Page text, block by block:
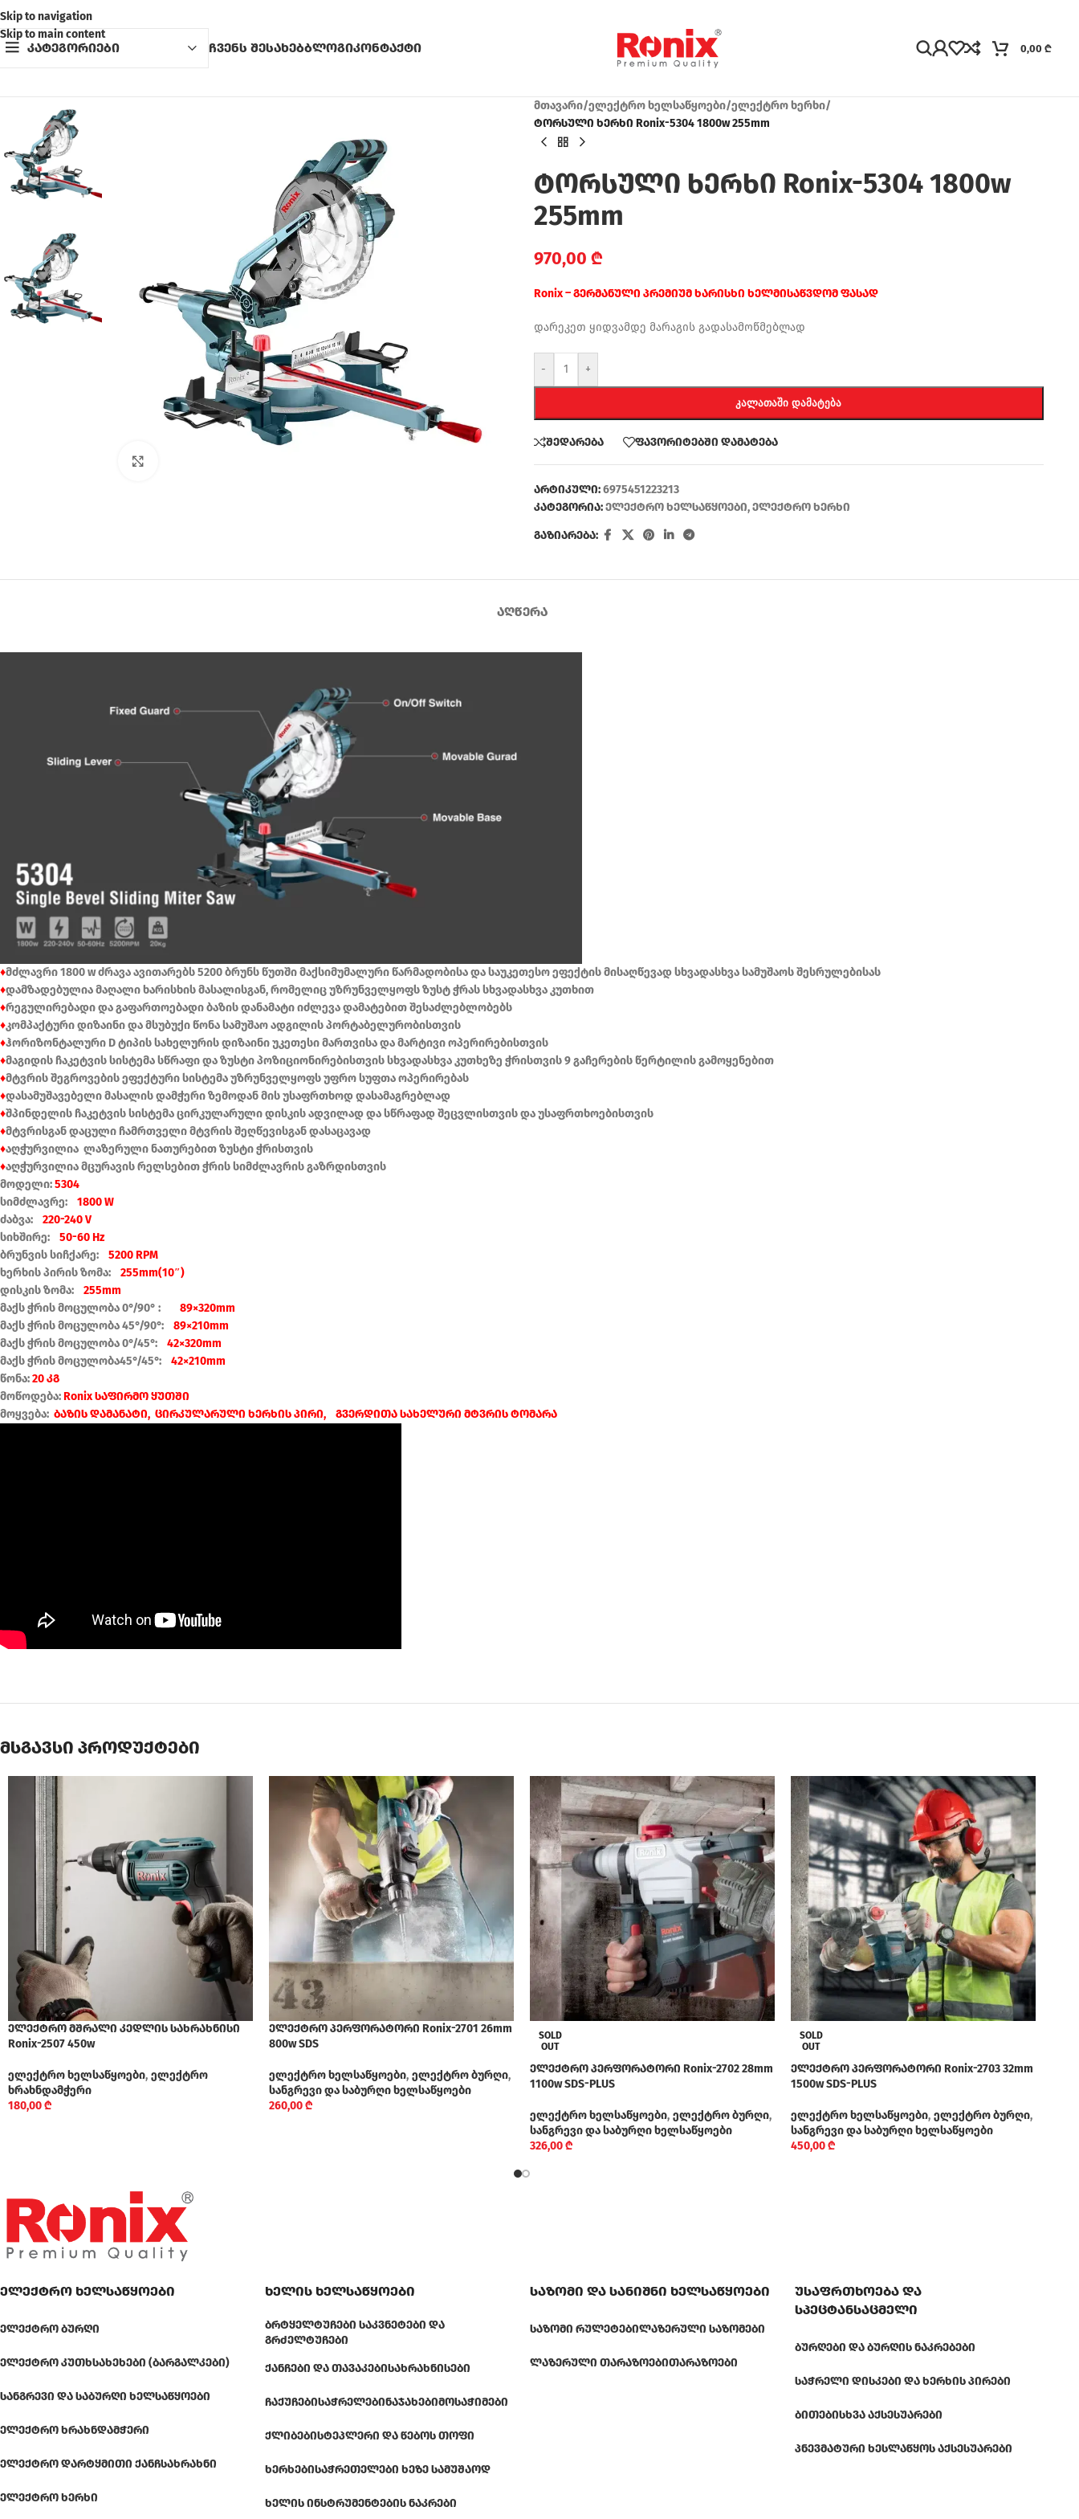
Skip to navigation
Skip to main content
კატეგორიები ჩვენს შესახებბლოგიკონტაქტი 0,00 ₾
მთავარი/ელექტრო ხელსაწყოები/ელექტრო ხერხი/
ტორსული ხერხი Ronix-5304 1800w 255mm
ტორსული ხერხი Ronix-5304 1800w
255mm
970,00 ₾
Ronix – გერმანული პრემიუმ ხარისხი ხელმისაწვდომ ფასად
დარეკეთ ყიდვამდე მარაგის გადასამოწმებლად
- +
ᲙᲐᲚᲐᲗᲐᲨᲘ ᲓᲐᲛᲐᲢᲔᲑᲐ
შედარება ფავორიტებში დამატება
არტიკული:6975451223213
კატეგორია:ელექტრო ხელსაწყოები,ელექტრო ხერხი
გაზიარება:
ᲐᲦᲬᲔᲠᲐ
♦მძლავრი 1800 w ძრავა ავითარებს 5200 ბრუნს წუთში მაქსიმუმალური წარმადობისა და საუკეთესო ეფექტის მისაღწევად სხვადასხვა სამუშაოს შესრულებისას
♦დამზადებულია მაღალი ხარისხის მასალისგან, რომელიც უზრუნველყოფს ზუსტ ჭრას სხვადასხვა კუთხით
♦რეგულირებადი და გაფართოებადი ბაზის დანამატი იძლევა დამატებით შესაძლებლობებს
♦კომპაქტური დიზაინი და მსუბუქი წონა სამუშაო ადგილის პორტაბელურობისთვის
♦ჰორიზონტალური D ტიპის სახელურის დიზაინი უკეთესი მართვისა და მარტივი ოპერირებისთვის
♦მაგიდის ჩაკეტვის სისტემა სწრაფი და ზუსტი პოზიციონირებისთვის სხვადასხვა კუთხეზე ჭრისთვის 9 გაჩერების წერტილის გამოყენებით
♦მტვრის შეგროვების ეფექტური სისტემა უზრუნველყოფს უფრო სუფთა ოპერირებას
♦დასამუშავებელი მასალის დამჭერი ზემოდან მის უსაფრთხოდ დასამაგრებლად
♦შპინდელის ჩაკეტვის სისტემა ცირკულარული დისკის ადვილად და სწრაფად შეცვლისთვის და უსაფრთხოებისთვის
♦მტვრისგან დაცული ჩამრთველი მტვრის შეღწევისგან დასაცავად
♦აღჭურვილია ლაზერული ნათურებით ზუსტი ჭრისთვის
♦აღჭურვილია მცურავის რელსებით ჭრის სიმძლავრის გაზრდისთვის
მოდელი:5304
სიმძლავრე:
1800 W
ძაბვა: 220-240 V
სიხშირე:
50-60 Hz
ბრუნვის სიჩქარე: 5200 RPM
ხერხის პირის ზომა: 255mm(10″)
დისკის ზომა: 255mm
მაქს ჭრის მოცულობა 0°/90° :
89×320mm
მაქს ჭრის მოცულობა 45°/90°: 89×210mm
მაქს ჭრის მოცულობა 0°/45°: 42×320mm
მაქს ჭრის მოცულობა45°/45°: 42×210mm
წონა:20 კგ
მოწოდება:Ronix საფირმო ყუთში
მოყვება: ბაზის დამანატი, ცირკულარული ხერხის პირი, გვერდითა სახელური მტვრის ტომარა
მსგავსი პროდუქტები
ელექტრო მშრალი კედლის სახრახნისი
Ronix-2507 450w
ელექტრო ხელსაწყოები, ელექტრო
ხრახნდამჭერი
180,00₾
ელექტრო პერფორატორი Ronix-2701 26mm
800w SDS
ელექტრო ხელსაწყოები, ელექტრო ბურღი,
სანგრევი და საბურღი ხელსაწყოები
260,00₾
SOLD
OUT
ელექტრო პერფორატორი Ronix-2702 28mm
1100w SDS-PLUS
ელექტრო ხელსაწყოები, ელექტრო ბურღი,
სანგრევი და საბურღი ხელსაწყოები
326,00₾
SOLD
OUT
ელექტრო პერფორატორი Ronix-2703 32mm
1500w SDS-PLUS
ელექტრო ხელსაწყოები, ელექტრო ბურღი,
სანგრევი და საბურღი ხელსაწყოები
450,00₾
ელექტრო ხელსაწყოები
ᲔᲚᲔᲥᲢᲠᲝ ᲑᲣᲠᲦᲘ
ᲔᲚᲔᲥᲢᲠᲝ ᲙᲣᲗᲮᲡᲐᲮᲔᲮᲔᲑᲘ (ᲑᲐᲠᲒᲐᲚᲙᲔᲑᲘ)
ᲡᲐᲜᲒᲠᲔᲕᲘ ᲓᲐ ᲡᲐᲑᲣᲠᲦᲘ ᲮᲔᲚᲡᲐᲬᲧᲝᲔᲑᲘ
ᲔᲚᲔᲥᲢᲠᲝ ᲮᲠᲐᲮᲜᲓᲐᲛᲭᲔᲠᲘ
ᲔᲚᲔᲥᲢᲠᲝ ᲓᲐᲠᲢᲧᲛᲘᲗᲘ ᲥᲐᲜᲩᲡᲐᲮᲠᲐᲮᲜᲘ
ᲔᲚᲔᲥᲢᲠᲝ ᲮᲔᲠᲮᲘ
ხელის ხელსაწყოები
ᲑᲠᲢᲧᲔᲚᲢᲣᲩᲔᲑᲘ ᲡᲐᲙᲕᲜᲔᲢᲔᲑᲘ ᲓᲐ
ᲒᲠᲫᲔᲚᲢᲣᲩᲔᲑᲘ
ᲥᲐᲜᲩᲔᲑᲘ ᲓᲐ ᲗᲐᲕᲐᲙᲔᲑᲘᲡᲐᲮᲠᲐᲮᲜᲘᲡᲔᲑᲘ
ᲩᲐᲥᲣᲩᲔᲑᲘᲡᲐᲭᲠᲔᲚᲔᲑᲘᲜᲐᲯᲐᲮᲔᲑᲘᲛᲝᲡᲐᲭᲘᲛᲔᲑᲘ
ᲥᲚᲘᲑᲔᲑᲘᲡᲢᲔᲞᲚᲔᲠᲘ ᲓᲐ ᲬᲔᲑᲝᲡ ᲗᲝᲤᲘ
ᲮᲔᲠᲮᲔᲑᲘᲡᲐᲭᲠᲔᲗᲔᲚᲔᲑᲘ ᲮᲔᲖᲔ ᲡᲐᲛᲣᲨᲐᲝᲓ
ᲮᲔᲚᲘᲡ ᲘᲜᲡᲢᲠᲣᲛᲔᲜᲢᲔᲑᲘᲡ ᲜᲐᲙᲠᲔᲑᲘ
საზომი და სანიშნი ხელსაწყოები
ᲡᲐᲖᲝᲛᲘ ᲠᲣᲚᲔᲢᲔᲑᲘᲚᲐᲖᲔᲠᲣᲚᲘ ᲡᲐᲖᲝᲛᲔᲑᲘ
ᲚᲐᲖᲔᲠᲣᲚᲘ ᲗᲐᲠᲐᲖᲝᲔᲑᲘᲗᲐᲠᲐᲖᲝᲔᲑᲘ
უსაფრთხოება და
სპეცტანსაცმელი
ᲑᲣᲠᲦᲔᲑᲘ ᲓᲐ ᲑᲣᲠᲦᲘᲡ ᲜᲐᲙᲠᲔᲑᲔᲑᲘ
ᲡᲐᲭᲠᲔᲚᲘ ᲓᲘᲡᲙᲔᲑᲘ ᲓᲐ ᲮᲔᲠᲮᲘᲡ ᲞᲘᲠᲔᲑᲘ
ᲑᲘᲗᲔᲑᲘᲡᲮᲕᲐ ᲐᲥᲡᲔᲡᲣᲐᲠᲔᲑᲘ
ᲞᲜᲔᲕᲛᲐᲢᲣᲠᲘ ᲮᲔᲡᲚᲐᲬᲧᲝᲡ ᲐᲥᲡᲔᲡᲣᲐᲠᲔᲑᲘ